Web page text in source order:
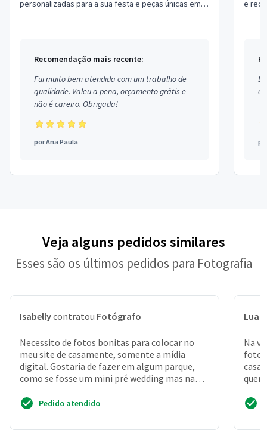
personalizadas para a sua festa e peças únicas em
Recomendação mais recente:
Fui muito bem atendida com um trabalho de
qualidade. Valeu a pena, orçamento grátis e
não é careiro. Obrigada!
porAna Paula
e
Veja alguns pedidos similares
Esses são os últimos pedidos para Fotografia
Isabellycontratou Fotógrafo
Necessito de fotos bonitas para colocar no
meu site de casamente, somente a mídia
digital. Gostaria de fazer em algum parque,
como se fosse um mini pré wedding mas na
Pedido atendido
Luan
Na
fotos
quer